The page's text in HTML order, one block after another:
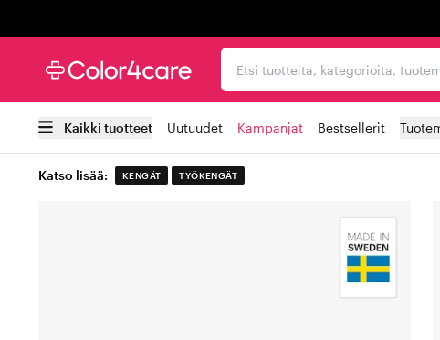
Etsi tuotteita, kategorioita,
Kaikki tuotteet Uutuudet Kampanjat Bestsellerit
Katso lisää: KENGÄT TYÖKENGÄT